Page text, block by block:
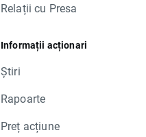
Relații cu Presa
Informații acționari
Știri
Rapoarte
Preț acțiune